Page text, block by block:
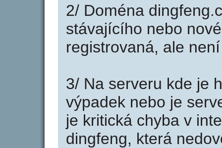
2/ Doména
stávajícího nebo
registrovaná, ale
3/ Na serveru kde je
výpadek nebo je
je kritická chyba v
dingfeng, která